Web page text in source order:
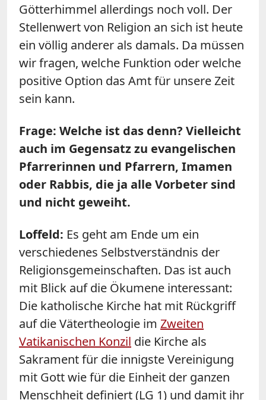
Götterhimmel allerdings noch voll. Der
Stellenwert von Religion an sich ist heute
ein völlig anderer als damals. Da müssen
wir fragen, welche Funktion oder welche
positive Option das Amt für unsere Zeit
sein kann.
Frage: Welche ist das denn? Vielleicht
auch im Gegensatz zu evangelischen
Pfarrerinnen und Pfarrern, Imamen
oder Rabbis, die ja alle Vorbeter sind
und nicht geweiht.
Loffeld: Es geht am Ende um ein
verschiedenes Selbstverständnis der
Religionsgemeinschaften. Das ist auch
mit Blick auf die Ökumene interessant:
Die katholische Kirche hat mit Rückgriff
auf die Vätertheologie im Zweiten
Vatikanischen Konzil die Kirche als
Sakrament für die innigste Vereinigung
mit Gott wie für die Einheit der ganzen
Menschheit definiert (LG 1) und damit ihr